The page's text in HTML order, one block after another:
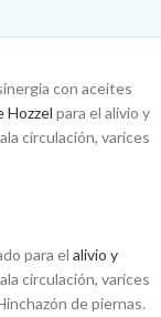
con aceites
Hozzel para el alivio y
circulación, varices
para el alivio y
circulación, varices
de piernas.